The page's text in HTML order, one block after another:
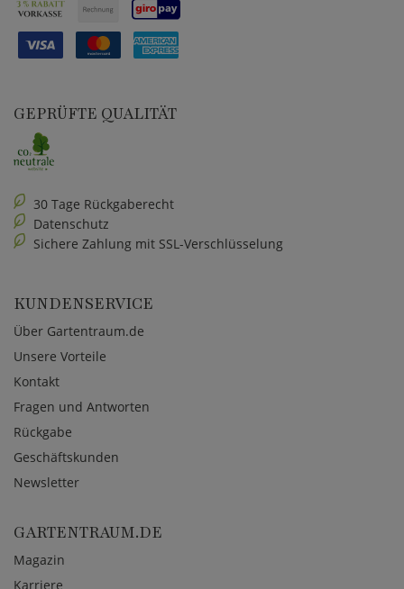
GEPRÜFTE QUALITÄT
30 Tage Rückgaberecht
Datenschutz
Sichere Zahlung mit SSL-Verschlüsselung
KUNDENSERVICE
Über Gartentraum.de
Unsere Vorteile
Kontakt
Fragen und Antworten
Rückgabe
Geschäftskunden
Newsletter
GARTENTRAUM.DE
Magazin
Karriere